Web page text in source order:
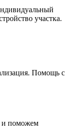
участка.
Помощь с
и поможем